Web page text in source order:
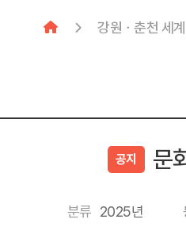
강원ㆍ춘천 세
공지 문
분류 2025년